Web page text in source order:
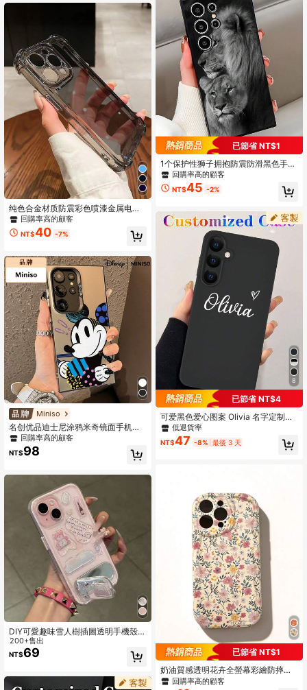
节日等场合。
纯色合金材质防震彩色喷漆金属电镀
防震边框手机壳，兼容 16/16 Pro/16
Plus/16 Pro Max/17 Pro Max/17 Pro/
17/17 Air，周年纪念礼物
回購率高的顧客
NT$40 -7%
Miniso
名创优品迪士尼涂鸦米奇镜面手机
壳，艺术时尚外壳，适用于三星S26
Ultra/S26 Edge/S26 Plus/S26/S25
Ultra/S25 Plus/S25/S25FE/S25Edg
23FE/S23 Ultra/S23 Plus/S23/S22
Ultra/S22 Plus/S22/A15/A16/A17/A
35/A36/A54/A55/A56/，圣诞礼物，
送给女朋友的好选择
回購率高的顧客
NT$98
DIY可愛趣味雪人樹插圖透明手機殼，
適用於 17 Air 16 ProMax 15 14 13 12
11 Pro Max，透明可愛防震保護殼
（DIY手機殼貼紙可自行更換）
200+售出
NT$69
已節省 NT$1
1个保护性狮子拥抱防震防滑黑色手机
壳，兼容Galaxy A04e/A05s/A13/A1
4/A15/A34/A35/A50/A52/A53/A54/
S21/S22/S23/S24/S25/S25Ultra/24
版
回購率高的顧客
NT$45 -2%
8
已節省 NT$4
可爱黑色爱心图案 Olivia 名字定制镜
面粉色杏色爱心字母签名设计手机
壳，兼容 11 Pro/13 Pro/15 Pro Ma
x、XR、12、13、15、16 Pro Max，
母、情侣的理想礼物，适合周年纪念
日、生日等场合，是2025年的理想选
择，国际版，非国内版，复活节春季
低退貨率
NT$47 -8% 最後 3 天
已節省 NT$1
奶油質感透明花卉全螢幕彩繪防摔手
機殼 P11 彩繪 P12 防摔 XR 卡通 78G
回購率高的顧客